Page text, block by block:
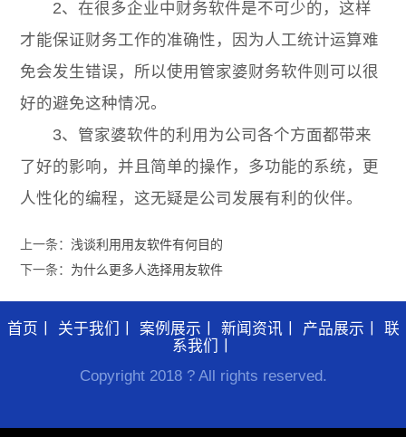
2、在很多企业中财务软件是不可少的，这样
才能保证财务工作的准确性，因为人工统计运算难
免会发生错误，所以使用管家婆财务软件则可以很
好的避免这种情况。
3、管家婆软件的利用为公司各个方面都带来
了好的影响，并且简单的操作，多功能的系统，更
人性化的编程，这无疑是公司发展有利的伙伴。
上一条：浅谈利用用友软件有何目的
下一条： 为什么更多人选择用友软件
首页 关于我们 案例展示 新闻资讯丨 产品展示
联
系我们
Copyright 2018 ? All rights reserved.